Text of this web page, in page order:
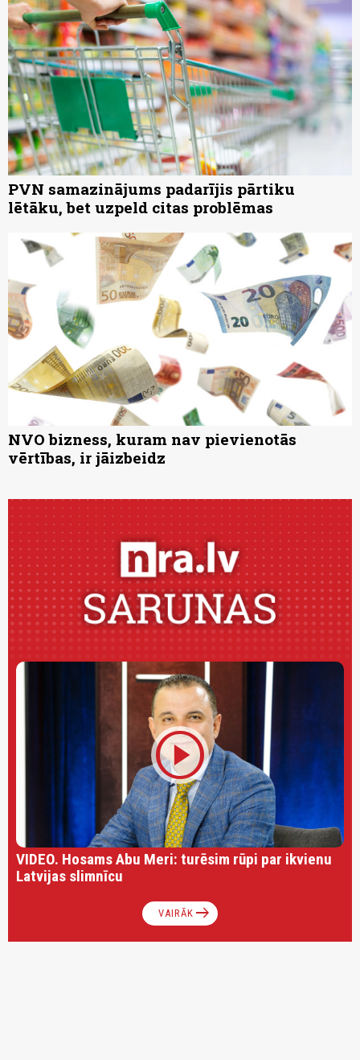
PVN samazinājums padarījis pārtiku
lētāku, bet uzpeld citas problēmas
NVO bizness, kuram nav pievienotās
vērtības, ir jāizbeidz
play_circle
VIDEO. Hosams Abu Meri: turēsim rūpi par ikvienu
Latvijas slimnīcu
VAIRĀK arrow_right_alt